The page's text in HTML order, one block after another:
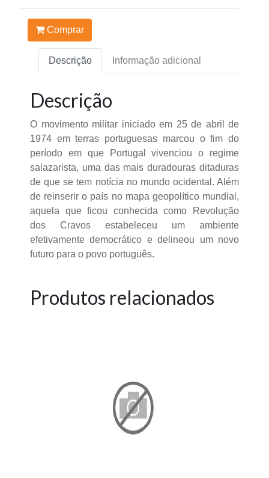
Comprar
Descrição Informação adicional
Descrição
O movimento militar iniciado em 25 de abril de
1974 em terras portuguesas marcou o fim do
período em que Portugal vivenciou o regime
salazarista, uma das mais duradouras ditaduras
de que se tem notícia no mundo ocidental. Além
de reinserir o país no mapa geopolítico mundial,
aquela que ficou conhecida como Revolução
dos Cravos estabeleceu um ambiente
efetivamente democrático e delineou um novo
futuro para o povo português.
Produtos relacionados